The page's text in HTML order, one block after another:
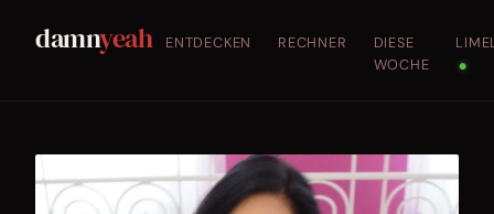
damnyeah ENTDECKEN RECHNER
DIESE
WOCHE
●